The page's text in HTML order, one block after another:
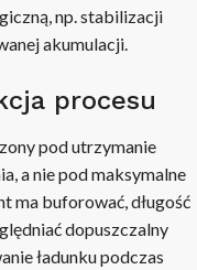
np. stabilizacji
akumulacji.
procesu
pod utrzymanie
a nie pod maksymalne
ma buforować, długość
dopuszczalny
ładunku podczas